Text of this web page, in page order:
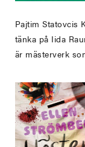
Pajtim Statovcis
tänka på Iida
är mästerverk